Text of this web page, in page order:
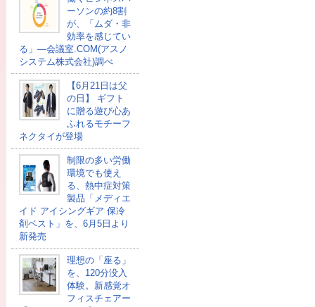
ーソンの約8割
が、「ムダ・非
効率を感じてい
る」―会議室.COM(アスノ
システム株式会社)調べ
【6月21日は父
の日】 ギフト
に贈る遊び心あ
ふれるモチーフ
ネクタイが登場
制限の多い労働
環境でも使え
る、熱中症対策
製品「メディエ
イド アイシングギア 保冷
剤ベスト」を、6月5日より
新発売
理想の「座る」
を、120分没入
体験。新感覚オ
フィスチェアー